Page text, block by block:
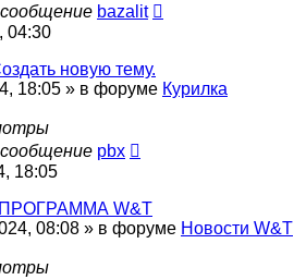
bazalit
04:30
новую тему.
18:05 » в форуме Курилка
pbx
18:05
W&T
08:08 » в форуме Новости W&T